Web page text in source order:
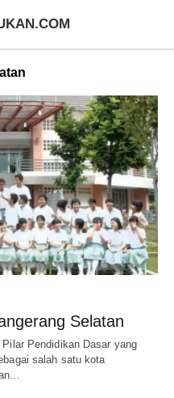
Selatan
Pendidikan Dasar yang
salah satu kota